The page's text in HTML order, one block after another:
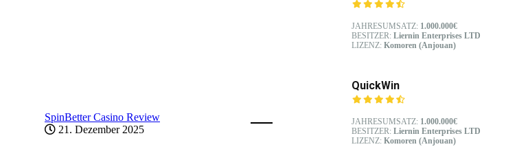
JAHRESUMSATZ: 1.000.000€
BESITZER: Liernin Enterprises LTD
LIZENZ: Komoren (Anjouan)
QuickWin
JAHRESUMSATZ: 1.000.000€
BESITZER: Liernin Enterprises LTD
LIZENZ: Komoren (Anjouan)
SpinBetter Casino Review
21. Dezember 2025